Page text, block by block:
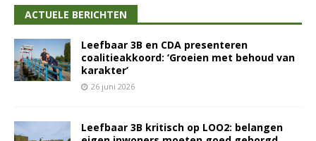
ACTUELE BERICHTEN
Leefbaar 3B en CDA presenteren
coalitieakkoord: ‘Groeien met behoud van
karakter’
26 juni 2026
Leefbaar 3B kritisch op LOO2: belangen